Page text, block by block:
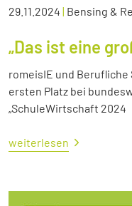
29.11.2024 | Bensing &
„Das ist eine
romeisIE und
ersten Platz bei
„SchuleWirtschaft 2024
weiterlesen